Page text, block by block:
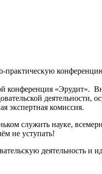
конференция «Эрудит».
экспертная комиссия.
служить науке,
не уступать!
деятельность